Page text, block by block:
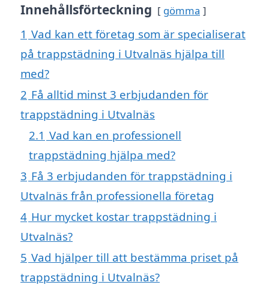
Innehållsförteckning gömma
1 Vad kan ett företag som är specialiserat
på trappstädning i Utvalnäs hjälpa till
med?
2 Få alltid minst 3 erbjudanden för
trappstädning i Utvalnäs
2.1 Vad kan en professionell
trappstädning hjälpa med?
3 Få 3 erbjudanden för trappstädning i
Utvalnäs från professionella företag
4 Hur mycket kostar trappstädning i
Utvalnäs?
5 Vad hjälper till att bestämma priset på
trappstädning i Utvalnäs?